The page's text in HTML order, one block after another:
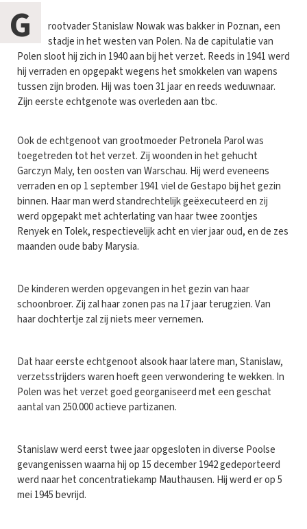
G
rootvader Stanislaw Nowak was bakker in Poznan, een
stadje in het westen van Polen. Na de capitulatie van
Polen sloot hij zich in 1940 aan bij het verzet. Reeds in 1941 werd
hij verraden en opgepakt wegens het smokkelen van wapens
tussen zijn broden. Hij was toen 31 jaar en reeds weduwnaar.
Zijn eerste echtgenote was overleden aan tbc.
Ook de echtgenoot van grootmoeder Petronela Parol was
toegetreden tot het verzet. Zij woonden in het gehucht
Garczyn Maly, ten oosten van Warschau. Hij werd eveneens
verraden en op 1 september 1941 viel de Gestapo bij het gezin
binnen. Haar man werd standrechtelijk geëxecuteerd en zij
werd opgepakt met achterlating van haar twee zoontjes
Renyek en Tolek, respectievelijk acht en vier jaar oud, en de zes
maanden oude baby Marysia.
De kinderen werden opgevangen in het gezin van haar
schoonbroer. Zij zal haar zonen pas na 17 jaar terugzien. Van
haar dochtertje zal zij niets meer vernemen.
Dat haar eerste echtgenoot alsook haar latere man, Stanislaw,
verzetsstrijders waren hoeft geen verwondering te wekken. In
Polen was het verzet goed georganiseerd met een geschat
aantal van 250.000 actieve partizanen.
Stanislaw werd eerst twee jaar opgesloten in diverse Poolse
gevangenissen waarna hij op 15 december 1942 gedeporteerd
werd naar het concentratiekamp Mauthausen. Hij werd er op 5
mei 1945 bevrijd.